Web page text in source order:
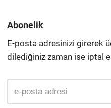
Abonelik
E-posta adresinizi girerek
dilediğiniz zaman ise iptal